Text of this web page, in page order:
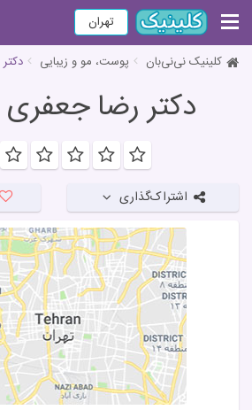
تهران
کلینیک نی‌نی‌بان پوست، مو و زیبایی
دکتر رضا
اشتراک‌گذاری